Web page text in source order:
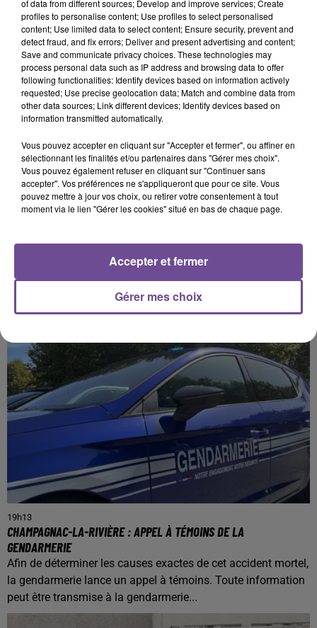
Viens On Essaie
Cet élément est masqué compte-tenu du refus du
dépôt de cookies que vous avez exprimé. Si vous
souhaitez l'afficher, merci de nous donner votre accord
en cliquant sur le bouton ci-dessous.
Afficher l'élément
PRÈS DE CHEZ VOUS
19h13
CHAMPAGNAC-LA-RIVIÈRE : APPEL À TÉMOINS DE LA
GENDARMERIE
Afin de déterminer les causes exactes de cet accident mortel,
la gendarmerie lance un appel à témoins. Toute information
peut être transmise à la gendarmerie...
of data from different sources; Develop and improve services; Create
profiles to personalise content; Use profiles to select personalised
content; Use limited data to select content; Ensure security, prevent and
detect fraud, and fix errors; Deliver and present advertising and content;
Save and communicate privacy choices. These technologies may
process personal data such as IP address and browsing data to offer
following functionalities: Identify devices based on information actively
requested; Use precise geolocation data; Match and combine data from
other data sources; Link different devices; Identify devices based on
information transmitted automatically.
Vous pouvez accepter en cliquant sur "Accepter et fermer", ou affiner en
sélectionnant les finalités et/ou partenaires dans "Gérer mes choix".
Vous pouvez également refuser en cliquant sur "Continuer sans
accepter". Vos préférences ne s'appliqueront que pour ce site. Vous
pouvez mettre à jour vos choix, ou retirer votre consentement à tout
moment via le lien "Gérer les cookies" situé en bas de chaque page.
Gérer mes choix
Accepter et fermer